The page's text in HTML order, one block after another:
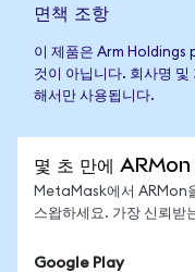
면책 조항
이 제품은 Arm Holdings
것이 아닙니다. 회사명 및
해서만 사용됩니다.
몇 초 만에 ARMon
MetaMask에서 ARMon
스왑하세요. 가장 신뢰받
Google Play